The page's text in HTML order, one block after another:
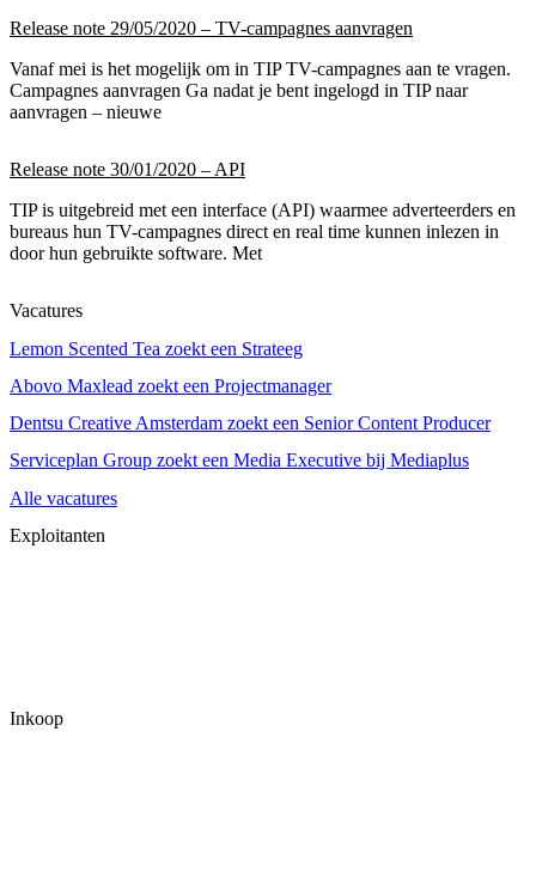
Release note 29/05/2020 – TV-campagnes aanvragen
Vanaf mei is het mogelijk om in TIP TV-campagnes aan te vragen.
Campagnes aanvragen Ga nadat je bent ingelogd in TIP naar
aanvragen – nieuwe
Release note 30/01/2020 – API
TIP is uitgebreid met een interface (API) waarmee adverteerders en
bureaus hun TV-campagnes direct en real time kunnen inlezen in
door hun gebruikte software. Met
Vacatures
Lemon Scented Tea zoekt een Strateeg
Abovo Maxlead zoekt een Projectmanager
Dentsu Creative Amsterdam zoekt een Senior Content Producer
Serviceplan Group zoekt een Media Executive bij Mediaplus
Alle vacatures
Exploitanten
Inkoop